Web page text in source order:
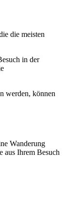
die meisten
in der
werden, können
Wanderung
aus Ihrem Besuch